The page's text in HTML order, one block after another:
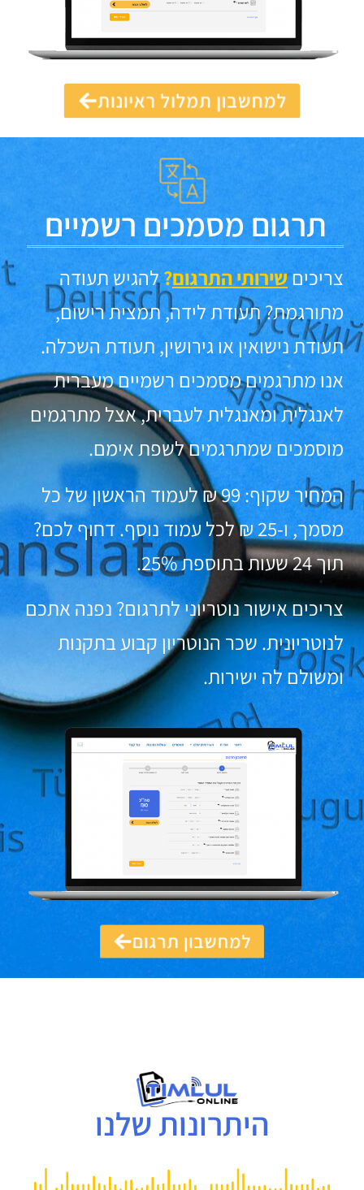
למחשבון תמלול ראיונות
תרגום מסמכים רשמיים
צריכיםשירותי התרגום?להגיש תעודה
מתורגמת? תעודת לידה, תמצית רישום,
תעודת נישואין או גירושין, תעודת השכלה.
אנו מתרגמים מסמכים רשמיים מעברית
לאנגלית ומאנגלית לעברית, אצל מתרגמים
מוסמכים שמתרגמים לשפת אימם.
המחיר שקוף: 99 ₪ לעמוד הראשון של כל
מסמך, ו-25 ₪ לכל עמוד נוסף. דחוף לכם?
תוך 24 שעות בתוספת 25%.
צריכים אישור נוטריוני לתרגום? נפנה אתכם
לנוטריונית. שכר הנוטריון קבוע בתקנות
ומשולם לה ישירות.
למחשבון תרגום
היתרונות שלנו